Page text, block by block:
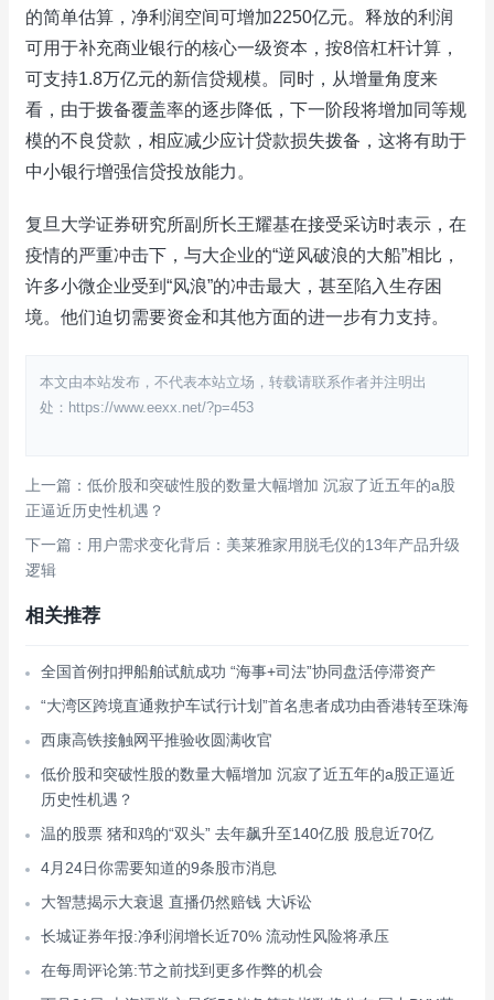
的简单估算，净利润空间可增加2250亿元。释放的利润
可用于补充商业银行的核心一级资本，按8倍杠杆计算，
可支持1.8万亿元的新信贷规模。同时，从增量角度来
看，由于拨备覆盖率的逐步降低，下一阶段将增加同等规
模的不良贷款，相应减少应计贷款损失拨备，这将有助于
中小银行增强信贷投放能力。
复旦大学证券研究所副所长王耀基在接受采访时表示，在
疫情的严重冲击下，与大企业的“逆风破浪的大船”相比，
许多小微企业受到“风浪”的冲击最大，甚至陷入生存困
境。他们迫切需要资金和其他方面的进一步有力支持。
本文由本站发布，不代表本站立场，转载请联系作者并注明出
处：https://www.eexx.net/?p=453
上一篇：低价股和突破性股的数量大幅增加 沉寂了近五年的a股
正逼近历史性机遇？
下一篇：用户需求变化背后：美莱雅家用脱毛仪的13年产品升级
逻辑
相关推荐
全国首例扣押船舶试航成功 “海事+司法”协同盘活停滞资产
“大湾区跨境直通救护车试行计划”首名患者成功由香港转至珠海
西康高铁接触网平推验收圆满收官
低价股和突破性股的数量大幅增加 沉寂了近五年的a股正逼近
历史性机遇？
温的股票 猪和鸡的“双头” 去年飙升至140亿股 股息近70亿
4月24日你需要知道的9条股市消息
大智慧揭示大衰退 直播仍然赔钱 大诉讼
长城证券年报:净利润增长近70% 流动性风险将承压
在每周评论第:节之前找到更多作弊的机会